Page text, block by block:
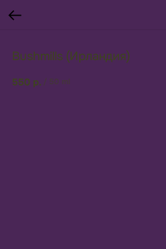
Bushmills (Ирландия)
550 р. / 50 ml